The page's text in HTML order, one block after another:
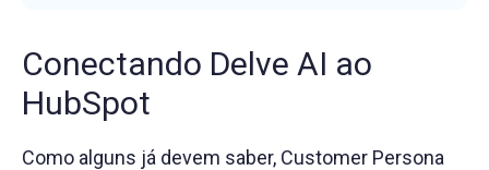
Conectando Delve AI ao
HubSpot
Como alguns já devem saber, Customer Persona